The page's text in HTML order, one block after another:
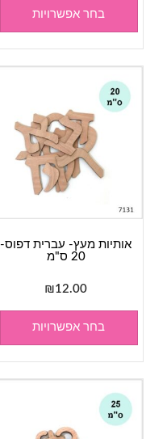
בחר אפשרויות
אותיות מעץ- עברית דפוס-
20 ס"מ
₪12.00
בחר אפשרויות